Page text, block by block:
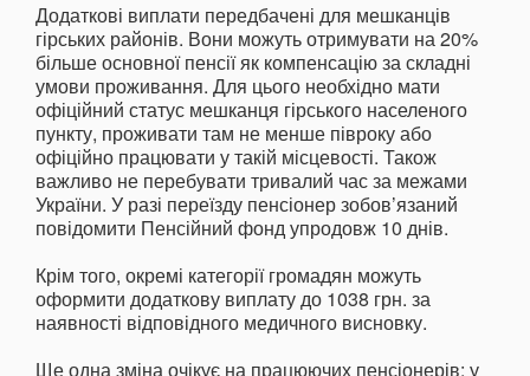
Додаткові виплати передбачені для мешканців
гірських районів. Вони можуть отримувати на 20%
більше основної пенсії як компенсацію за складні
умови проживання. Для цього необхідно мати
офіційний статус мешканця гірського населеного
пункту, проживати там не менше півроку або
офіційно працювати у такій місцевості. Також
важливо не перебувати тривалий час за межами
України. У разі переїзду пенсіонер зобов’язаний
повідомити Пенсійний фонд упродовж 10 днів.
Крім того, окремі категорії громадян можуть
оформити додаткову виплату до 1038 грн. за
наявності відповідного медичного висновку.
Ще одна зміна очікує на працюючих пенсіонерів: у